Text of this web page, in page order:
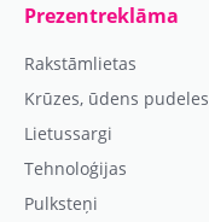
Prezentreklāma
Rakstāmlietas
Krūzes, ūdens pudeles
Lietussargi
Tehnoloģijas
Pulksteņi